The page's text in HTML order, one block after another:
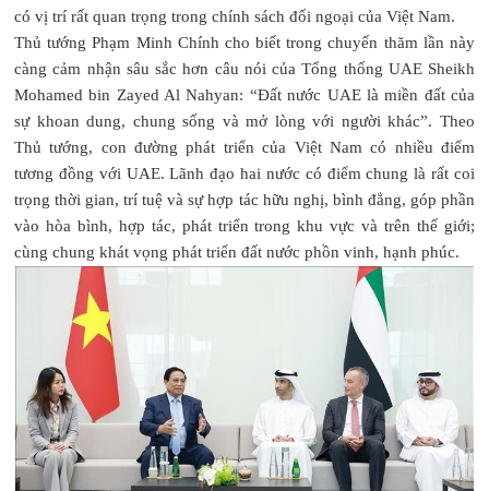
có vị trí rất quan trọng trong chính sách đối ngoại của Việt Nam.
Thủ tướng Phạm Minh Chính cho biết trong chuyến thăm lần này
càng cảm nhận sâu sắc hơn câu nói của Tổng thống UAE Sheikh
Mohamed bin Zayed Al Nahyan: “Đất nước UAE là miền đất của
sự khoan dung, chung sống và mở lòng với người khác”. Theo
Thủ tướng, con đường phát triển của Việt Nam có nhiều điểm
tương đồng với UAE. Lãnh đạo hai nước có điểm chung là rất coi
trọng thời gian, trí tuệ và sự hợp tác hữu nghị, bình đẳng, góp phần
vào hòa bình, hợp tác, phát triển trong khu vực và trên thế giới;
cùng chung khát vọng phát triển đất nước phồn vinh, hạnh phúc.